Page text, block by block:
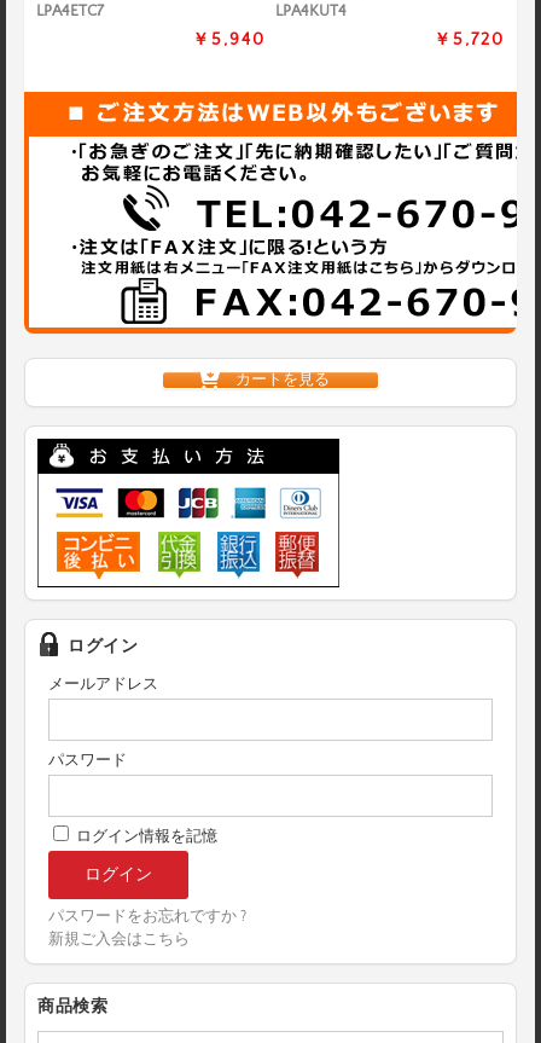
LPA4ETC7
￥5,940
LPA4KUT4
￥5,720
カートを見る
ログイン
メールアドレス
パスワード
ログイン情報を記憶
パスワードをお忘れですか ?
新規ご入会はこちら
商品検索